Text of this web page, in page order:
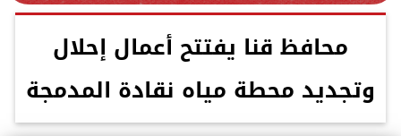
محافظ قنا يفتتح أعمال إحلال
وتجديد محطة مياه نقادة المدمجة